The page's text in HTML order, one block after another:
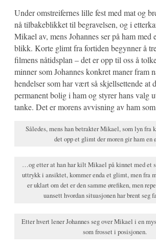
Under omstreifernes lille fest med mat og
nå tilbakeblikket til begravelsen, og i
Mikael av, mens Johannes ser på ham med
blikk. Korte glimt fra fortiden begynner å
filmens nåtidsplan – det er opp til oss å
minner som Johannes konkret maner fram
hendelser som har vært så skjellsettende at
permanent bolig i ham og styrer hans valg
tanke. Det er morens avvisning av ham
Således, mens han betrakter Mikael, som lyn fra
det opp et glimt der moren gir ham
…og etter at han har kilt Mikael på kinnet med et
uttrykk i ansiktet, kommer enda et glimt, men fra
er uklart om det er den samme ørefiken, men
uansett hvordan situasjonen har brent seg
Etter hvert lener Johannes seg over Mikael i en
som frosset i posisjonen.